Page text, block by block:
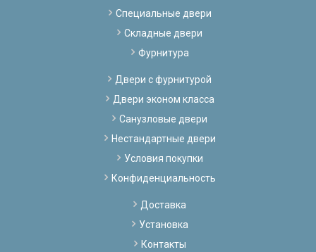
Специальные двери
Складные двери
Фурнитура
Двери с фурнитурой
Двери эконом класса
Санузловые двери
Нестандартные двери
Условия покупки
Конфиденциальность
Доставка
Установка
Контакты